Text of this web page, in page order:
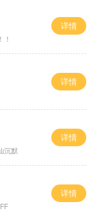
！
详情
详情
沉默
详情
详情